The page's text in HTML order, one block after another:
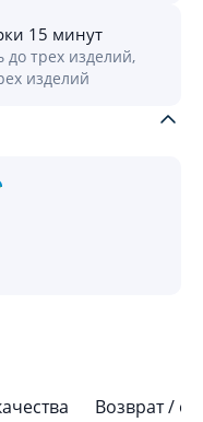
15 минут
трех изделий,
изделий
Возврат /